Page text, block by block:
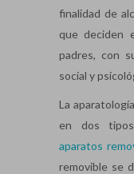
finalidad de
que deciden
padres, con
social y
La
en dos
aparatos
removible se